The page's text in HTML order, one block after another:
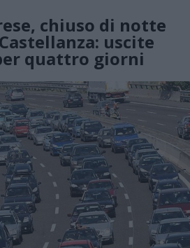
chiuso di notte
uscite
quattro giorni